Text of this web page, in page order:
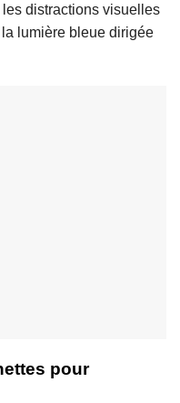
distractions visuelles
lumière bleue dirigée
pour